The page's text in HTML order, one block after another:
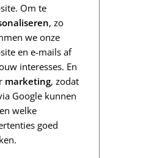
Om te
, zo
we onze
en e-mails af
interesses. En
marketing, zodat
Google kunnen
welke
goed